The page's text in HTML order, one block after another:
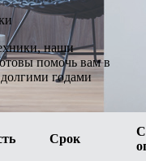
наши
помочь вам в
годами
Срок